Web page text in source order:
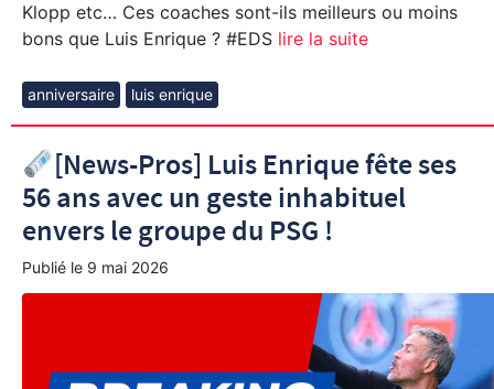
Klopp etc… Ces coaches sont-ils meilleurs ou moins
bons que Luis Enrique ? #EDS lire la suite
anniversaire luis enrique
[News-Pros] Luis Enrique fête ses
56 ans avec un geste inhabituel
envers le groupe du PSG !
Publié le 9 mai 2026